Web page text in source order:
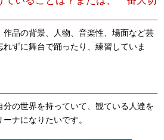
品の背景、人物、音楽性、場面など芸
ずに舞台で踊ったり、練習していま
の世界を持っていて、観ている人達を
ナになりたいです。